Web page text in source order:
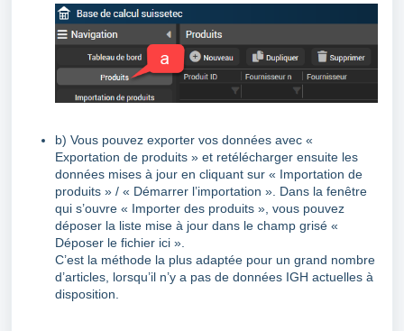
b) Vous pouvez exporter vos données avec «
Exportation de produits » et retélécharger ensuite les
données mises à jour en cliquant sur « Importation de
produits » / « Démarrer l’importation ». Dans la fenêtre
qui s’ouvre « Importer des produits », vous pouvez
déposer la liste mise à jour dans le champ grisé «
Déposer le fichier ici ».
C’est la méthode la plus adaptée pour un grand nombre
d’articles, lorsqu’il n’y a pas de données IGH actuelles à
disposition.